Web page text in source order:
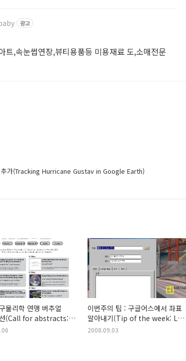
광고
,속눈썹연장,뷰티용품등 미용재료 도,소매전문
추가(Tracking Hurricane Gustav in Google Earth)
물리학 연맹 버추얼
(Call for abstracts:
at AGU)
이번주의 팁 : 구글어스에서 좌표
알아내기(Tip of the week: Lat
Long on Lat/Long)
2008.09.03